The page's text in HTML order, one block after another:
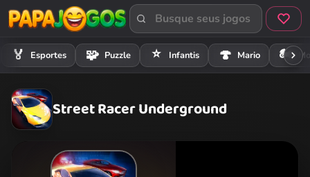
🏅 Esportes 🧩 Puzzle ⭐ Infantis 🍄 Mario 🏍️
Street Racer Underground